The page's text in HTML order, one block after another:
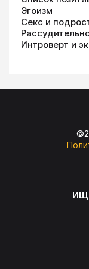
Эгоизм
Секс и
Интроверт и